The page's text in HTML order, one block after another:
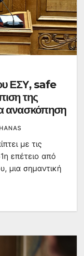
ΕΣΥ, safe
της
ανασκόπηση
με τις
επέτειο από
μια σημαντική